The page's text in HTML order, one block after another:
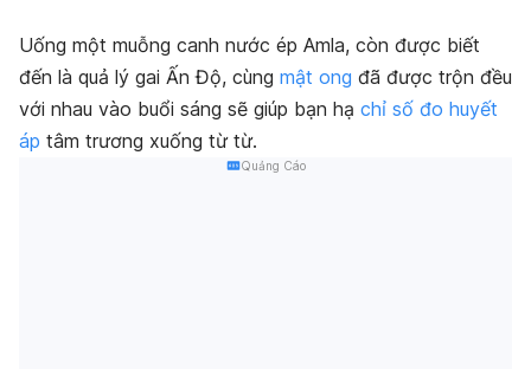
Uống một muỗng canh nước ép Amla, còn được biết
đến là quả lý gai Ấn Độ, cùng mật ong đã được trộn đều
với nhau vào buổi sáng sẽ giúp bạn hạ chỉ số đo huyết
áp tâm trương xuống từ từ.
Quảng Cáo